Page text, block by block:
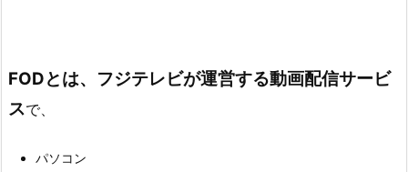
FODとは、フジテレビが運営する動画配信サービ
スで、
パソコン